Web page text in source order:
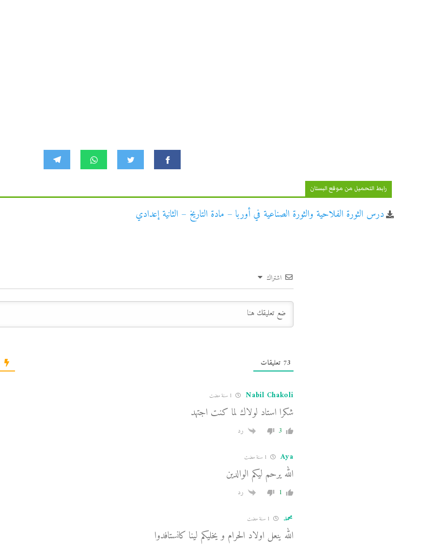
رابط التحميل من موقع البستان
درس الثورة الفلاحية والثورة الصناعية في أوربا – مادة التاريخ – الثانية إعدادي
اشتراك
73 تعليقات
Nabil Chakoli
شكرا استاد لولاك لما كنت اجتهد
3 رد
Aya
الله يرحم ليكم الوالدين
1 رد
محمد
الله ينعل اولاد الحرام و يخليكم لينا كانستافدوا